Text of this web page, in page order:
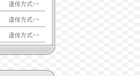
遗传方式>>
遗传方式>>
遗传方式>>